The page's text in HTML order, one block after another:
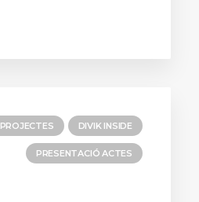
PROJECTES DIVIK INSIDE
PRESENTACIÓ ACTES